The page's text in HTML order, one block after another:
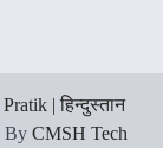
| हिन्दुस्तान
By CMSH Tech